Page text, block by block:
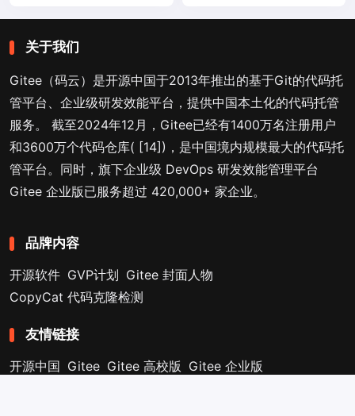
关于我们
Gitee（码云）是开源中国于2013年推出的基于Git的代码托
管平台、企业级研发效能平台，提供中国本土化的代码托管
服务。 截至2024年12月，Gitee已经有1400万名注册用户
和3600万个代码仓库( [14])，是中国境内规模最大的代码托
管平台。同时，旗下企业级 DevOps 研发效能管理平台
Gitee 企业版已服务超过 420,000+ 家企业。
品牌内容
开源软件 GVP计划 Gitee 封面人物
CopyCat 代码克隆检测
友情链接
开源中国 Gitee Gitee 高校版 Gitee 企业版